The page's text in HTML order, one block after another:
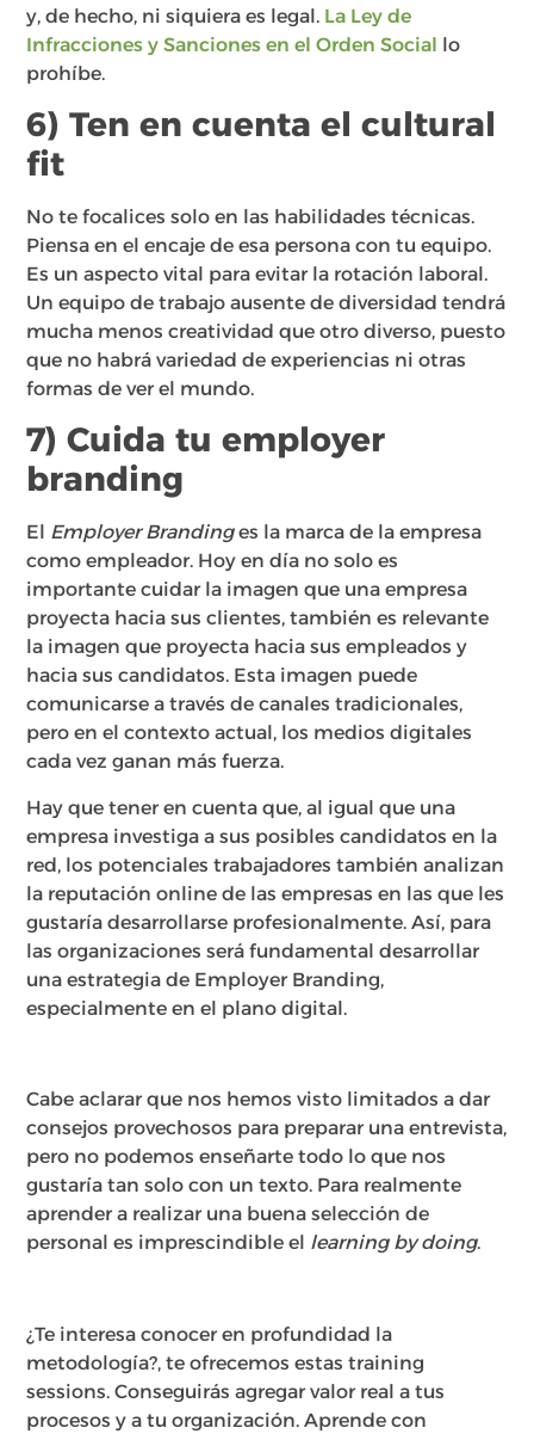
y, de hecho, ni siquiera es legal. La Ley de
Infracciones y Sanciones en el Orden Social lo
prohíbe.
6) Ten en cuenta el cultural
fit
No te focalices solo en las habilidades técnicas.
Piensa en el encaje de esa persona con tu equipo.
Es un aspecto vital para evitar la rotación laboral.
Un equipo de trabajo ausente de diversidad tendrá
mucha menos creatividad que otro diverso, puesto
que no habrá variedad de experiencias ni otras
formas de ver el mundo.
7) Cuida tu employer
branding
El Employer Brandinges la marca de la empresa
como empleador. Hoy en día no solo es
importante cuidar la imagen que una empresa
proyecta hacia sus clientes, también es relevante
la imagen que proyecta hacia sus empleados y
hacia sus candidatos. Esta imagen puede
comunicarse a través de canales tradicionales,
pero en el contexto actual, los medios digitales
cada vez ganan más fuerza.
Hay que tener en cuenta que, al igual que una
empresa investiga a sus posibles candidatos en la
red, los potenciales trabajadores también analizan
la reputación online de las empresas en las que les
gustaría desarrollarse profesionalmente. Así, para
las organizaciones será fundamental desarrollar
una estrategia de Employer Branding,
especialmente en el plano digital.
Cabe aclarar que nos hemos visto limitados a dar
consejos provechosos para preparar una entrevista,
pero no podemos enseñarte todo lo que nos
gustaría tan solo con un texto. Para realmente
aprender a realizar una buena selección de
personal es imprescindible el learning by doing.
¿Te interesa conocer en profundidad la
metodología?, te ofrecemos estas training
sessions. Conseguirás agregar valor real a tus
procesos y a tu organización. Aprende con